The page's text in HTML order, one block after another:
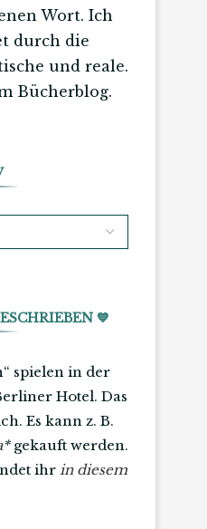
Wort. Ich
durch die
und reale.
Bücherblog.
💙
spielen in der
Hotel. Das
Es kann z. B.
*gekauft werden.
ihr in diesem